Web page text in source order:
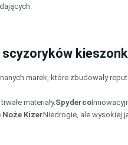
scyzoryków
marek, które zbudowały
materiały.Spyderco
Noże KizerNiedrogie, ale wysokiej